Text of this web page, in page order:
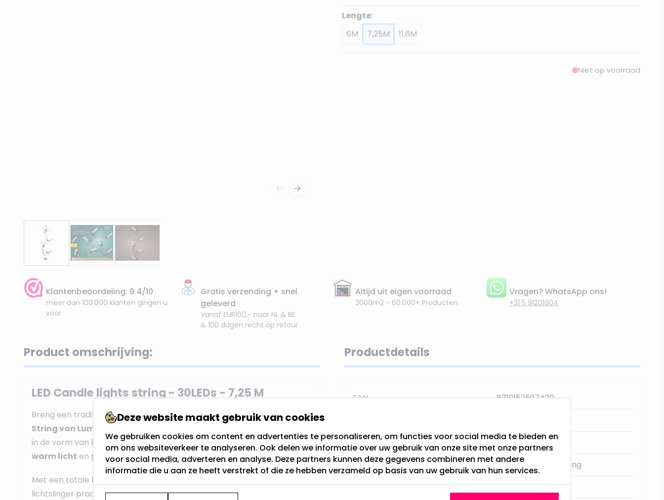
Lengte:
6M
7,25M 11,6M
Niet op voorraad
Klantenbeoordeling: 9.4/10
meer dan 100.000 klanten gingen u
voor
Gratis verzending + snel
geleverd
Vanaf EUR100,- naar NL & BE
& 100 dagen recht op retour
Altijd uit eigen voorraad
3000m2 - 60.000+ Producten
Vragen? WhatsApp ons!
+31 5 91201904
Product omschrijving:
LED Candle lights string - 30LEDs - 7,25 M
Breng een traditionele kerstsfeer in huis met dezeLED Candle Lights
String van Lumineo
in de vorm van klassiekekaarsen. De slinger verspreid een klassiek
warm licht en perfect om binnen te gebruiken.
Met een totale lengte van
lichtslinger prachtig in je groenekerstboom. De verlichting werkt op
Productdetails
EAN
8719152597420
Merk
Lumineo
Categorie
Kerstboomverlichting
Lichtkleur
Extra Warm Wit
Deze website maakt gebruik van cookies
We gebruiken cookies om content en advertenties te personaliseren, om functies voor social media te bieden en
om ons websiteverkeer te analyseren. Ook delen we informatie over uw gebruik van onze site met onze partners
voor social media, adverteren en analyse. Deze partners kunnen deze gegevens combineren met andere
informatie die u aan ze heeft verstrekt of die ze hebben verzameld op basis van uw gebruik van hun services.